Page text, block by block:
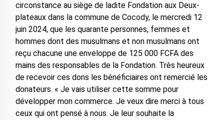
circonstance au siège de ladite Fondation aux Deux-
plateaux dans la commune de Cocody, le mercredi 12
juin 2024, que les quarante personnes, femmes et
hommes dont des musulmans et non musulmans ont
reçu chacune une enveloppe de 125 000 FCFA des
mains des responsables de la Fondation. Très heureux
de recevoir ces dons les bénéficiaires ont remercié les
donateurs. « Je vais utiliser cette somme pour
développer mon commerce. Je veux dire merci à tous
ceux qui ont pensé à nous. Je leur souhaite la